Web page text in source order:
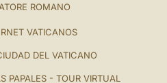
ROMANO
VATICANOS
DEL VATICANO
PAPALES - TOUR VIRTUAL